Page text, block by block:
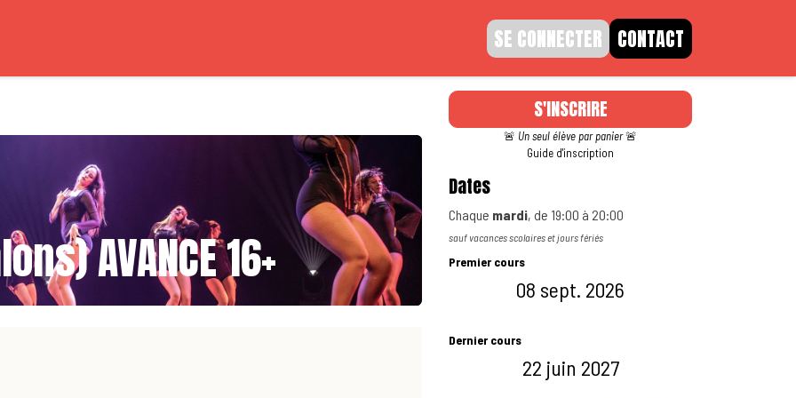
SE CONNECTER CONTACT
AVANCE 16+
S'INSCRIRE
🚨 Un seul élève par panier🚨
Guide d'inscription
Dates
Chaque mardi, de 19:00 à 20:00
sauf vacances scolaires et jours fériés
Premier cours
08 sept. 2026
Dernier cours
22 juin 2027